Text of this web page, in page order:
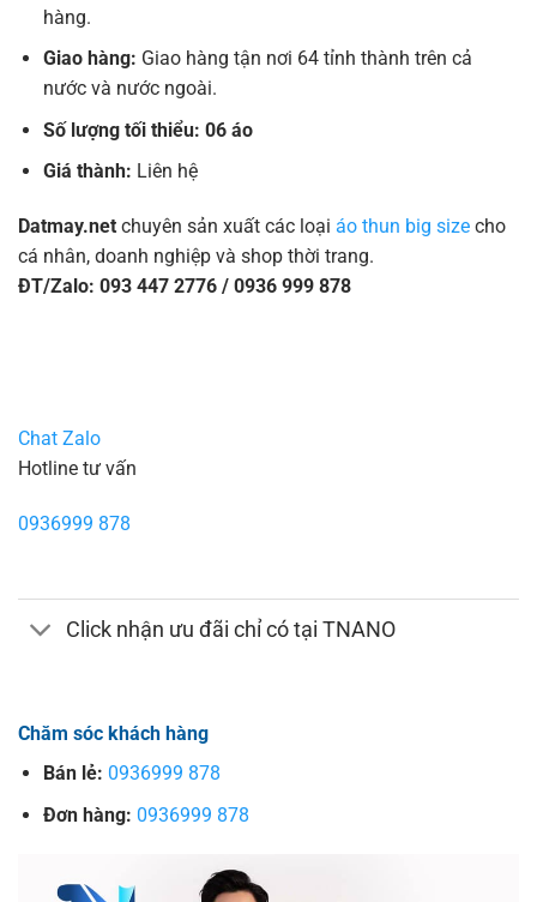
hàng.
Giao hàng: Giao hàng tận nơi 64 tỉnh thành trên cả
nước và nước ngoài.
Số lượng tối thiểu: 06 áo
Giá thành: Liên hệ
Datmay.net chuyên sản xuất các loại áo thun big size cho
cá nhân, doanh nghiệp và shop thời trang.
ĐT/Zalo: 093 447 2776 / 0936 999 878
Chat Zalo
Hotline tư vấn
0936999 878
Click nhận ưu đãi chỉ có tại TNANO
Chăm sóc khách hàng
Bán lẻ: 0936999 878
Đơn hàng: 0936999 878